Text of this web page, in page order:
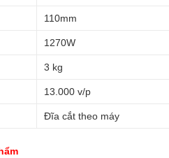
110mm
1270W
3 kg
13.000 v/p
Đĩa cắt theo máy